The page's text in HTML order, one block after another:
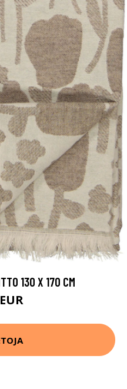
130 X 170 CM